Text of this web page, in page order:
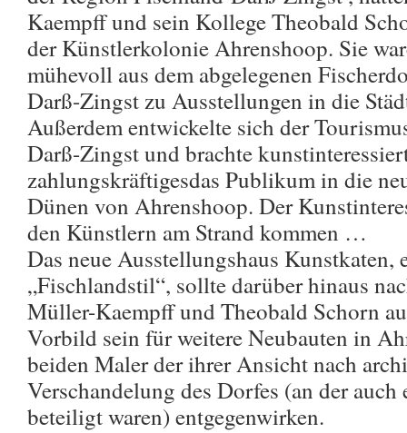
Kaempff und sein Kollege Theobald
der Künstlerkolonie Ahrenshoop. Sie
mühevoll aus dem abgelegenen
Darß-Zingst zu Ausstellungen in die
Außerdem entwickelte sich der
Darß-Zingst und brachte
zahlungskräftigesdas Publikum in die
Dünen von Ahrenshoop. Der
den Künstlern am Strand kommen …
Das neue Ausstellungshaus Kunstkaten,
„Fischlandstil“, sollte darüber hinaus
Müller-Kaempff und Theobald Schorn
Vorbild sein für weitere Neubauten in
beiden Maler der ihrer Ansicht nach
Verschandelung des Dorfes (an der
beteiligt waren) entgegenwirken.